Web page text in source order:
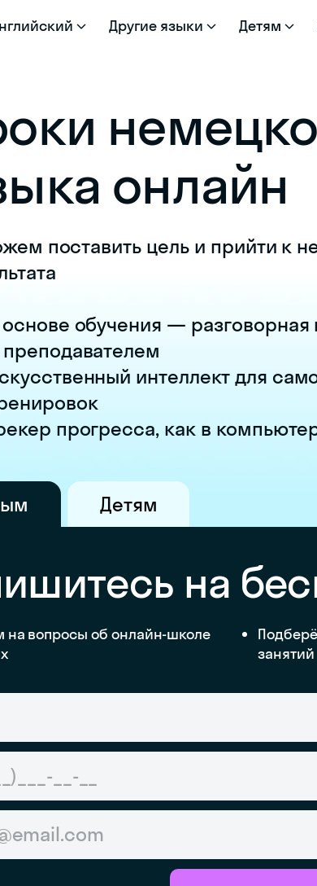
Другие языки Детям
онлайн
поставить цель и прийти к
обучения — разговорная
интеллект для
прогресса, как в
Детям
на
на вопросы об онлайн-школе
занятий